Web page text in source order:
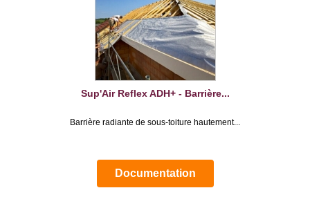
Sup'Air Reflex ADH+ - Barrière...
Barrière radiante de sous-toiture hautement...
Documentation